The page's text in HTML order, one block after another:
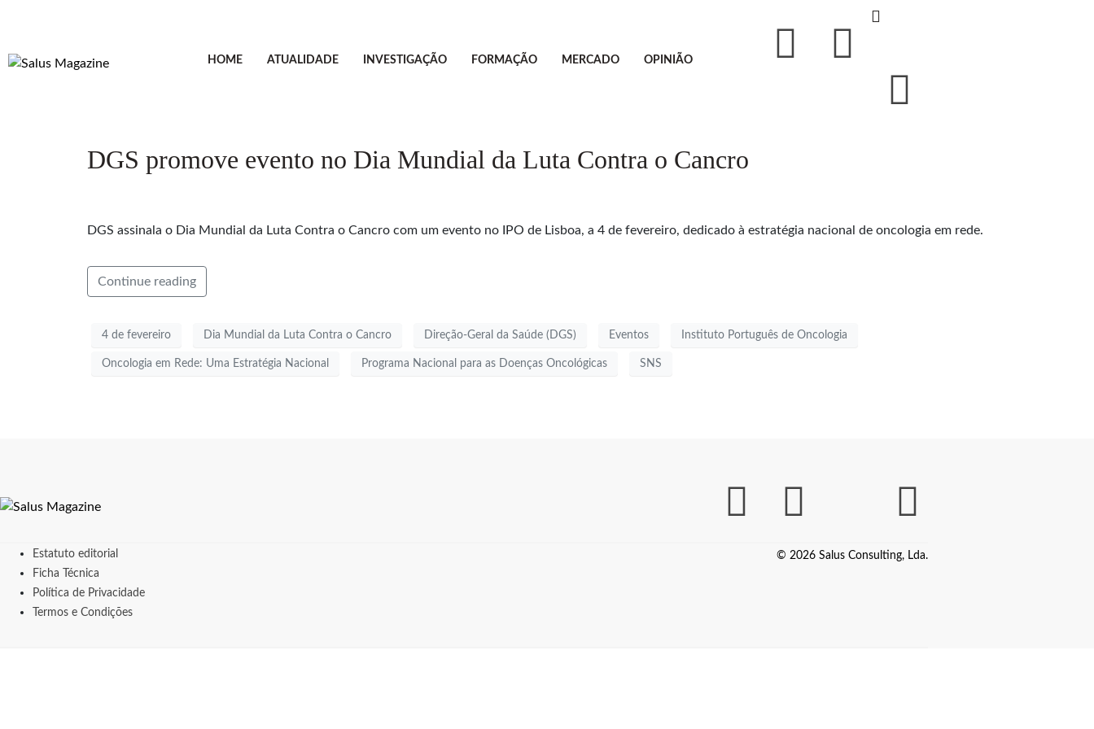
HOME ATUALIDADE INVESTIGAÇÃO FORMAÇÃO MERCADO OPINIÃO
DGS promove evento no Dia Mundial da Luta Contra o Cancro
DGS assinala o Dia Mundial da Luta Contra o Cancro com um evento no IPO de Lisboa, a 4 de fevereiro, dedicado à estratégia nacional de oncologia em rede.
Continue reading
4 de fevereiro Dia Mundial da Luta Contra o Cancro Direção-Geral da Saúde (DGS) Eventos Instituto Português de Oncologia
Oncologia em Rede: Uma Estratégia Nacional Programa Nacional para as Doenças Oncológicas SNS
Estatuto editorial
Ficha Técnica
Política de Privacidade
Termos e Condições
© 2026 Salus Consulting, Lda.